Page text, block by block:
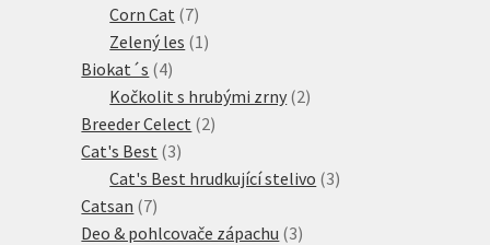
produkty
Corn Cat 77
produktů
Zelený les 1 1
Biokat´s 44
produkty
Kočkolit s hrubými zrny 22
Breeder Celect 22
Cat's Best 33
produkty
Cat's Best hrudkující stelivo 33
Catsan 77
produktů
Deo & pohlcovače zápachu 33